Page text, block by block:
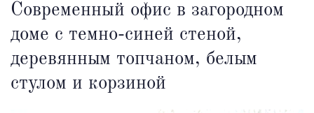
Современный офис в загородном
доме с темно-синей стеной,
деревянным топчаном, белым
стулом и корзиной